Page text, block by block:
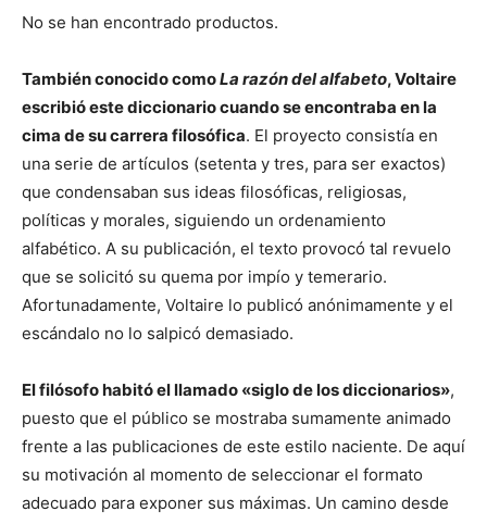
No se han encontrado productos.
También conocido comoLa razón del alfabeto, Voltaire
escribió este diccionario cuando se encontraba en la
cima de su carrera filosófica. El proyecto consistía en
una serie de artículos (setenta y tres, para ser exactos)
que condensaban sus ideas filosóficas, religiosas,
políticas y morales, siguiendo un ordenamiento
alfabético. A su publicación, el texto provocó tal revuelo
que se solicitó su quema por impío y temerario.
Afortunadamente, Voltaire lo publicó anónimamente y el
escándalo no lo salpicó demasiado.
El filósofo habitó el llamado «siglo de los diccionarios»,
puesto que el público se mostraba sumamente animado
frente a las publicaciones de este estilo naciente. De aquí
su motivación al momento de seleccionar el formato
adecuado para exponer sus máximas. Un camino desde